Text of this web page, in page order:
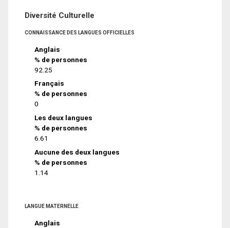
Diversité Culturelle
CONNAISSANCE DES LANGUES OFFICIELLES
Anglais
% de personnes
92.25
Français
% de personnes
0
Les deux langues
% de personnes
6.61
Aucune des deux langues
% de personnes
1.14
LANGUE MATERNELLE
Anglais